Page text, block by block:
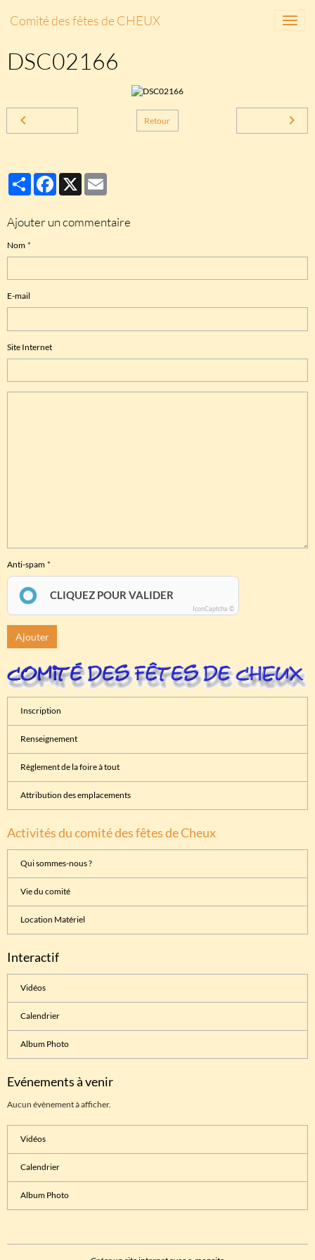
Comité des fêtes de CHEUX
DSC02166
Retour
PartagerFacebook
X
Ajouter un commentaire
Nom
E-mail
Site Internet
Anti-spam
CLIQUEZ POUR VALIDER
IconCaptcha ©
Ajouter
Inscription
Renseignement
Règlement de la foire à tout
Attribution des emplacements
Activités du comité des fêtes de Cheux
Qui sommes-nous ?
Vie du comité
Location Matériel
Interactif
Vidéos
Calendrier
Album Photo
Evénements à venir
Aucun évènement à afficher.
Vidéos
Calendrier
Album Photo